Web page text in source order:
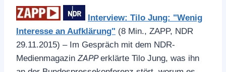
Interview: Tilo Jung: "Wenig
Interesse an Aufklärung" (8 Min., ZAPP, NDR
29.11.2015) – Im Gespräch mit dem NDR-
Medienmagazin ZAPPerklärte Tilo Jung, was ihn